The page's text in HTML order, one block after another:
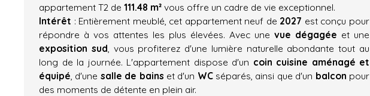
appartement T2 de 111.48 m² vous offre un cadre de vie exceptionnel.
Intérêt : Entièrement meublé, cet appartement neuf de 2027 est conçu pour
répondre à vos attentes les plus élevées. Avec une vue dégagée et une
exposition sud , vous profiterez d'une lumière naturelle abondante tout au
long de la journée. L'appartement dispose d'un coin cuisine aménagé et
équipé , d'une salle de bains et d'un WCséparés, ainsi que d'un balcon pour
des moments de détente en plein air.